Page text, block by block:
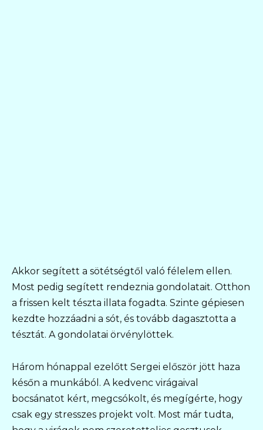
Akkor segített a sötétségtől való félelem ellen.
Most pedig segített rendeznia gondolatait. Otthon
a frissen kelt tészta illata fogadta. Szinte gépiesen
kezdte hozzáadni a sót, és tovább dagasztotta a
tésztát. A gondolatai örvénylöttek.
Három hónappal ezelőtt Sergei először jött haza
későn a munkából. A kedvenc virágaival
bocsánatot kért, megcsókolt, és megígérte, hogy
csak egy stresszes projekt volt. Most már tudta,